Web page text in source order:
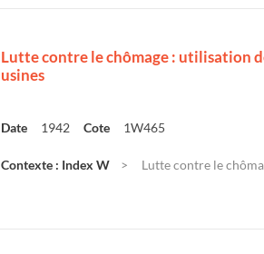
Lutte contre le chômage : utilisation
usines
Date 1942 Cote 1W465
Contexte : Index W Lutte contre le